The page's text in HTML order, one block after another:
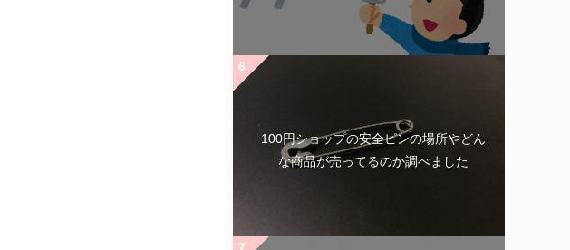
100円ショップの安全ピンの場所やどん
な商品が売ってるのか調べました